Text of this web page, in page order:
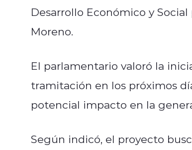
Desarrollo Económico y
Moreno.
El parlamentario valoró la
tramitación en los próximos
potencial impacto en la
Según indicó, el proyecto